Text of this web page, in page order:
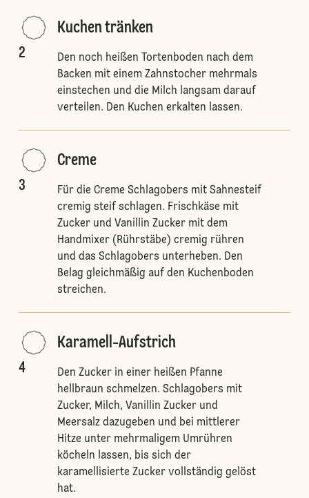
2
Kuchen tränken
Den noch heißen Tortenboden nach dem
Backen mit einem Zahnstocher mehrmals
einstechen und die Milch langsam darauf
verteilen. Den Kuchen erkalten lassen.
3
Creme
Für die Creme Schlagobers mit Sahnesteif
cremig steif schlagen. Frischkäse mit
Zucker und Vanillin Zucker mit dem
Handmixer (Rührstäbe) cremig rühren
und das Schlagobers unterheben. Den
Belag gleichmäßig auf den Kuchenboden
streichen.
4
Karamell-Aufstrich
Den Zucker in einer heißen Pfanne
hellbraun schmelzen. Schlagobers mit
Zucker, Milch, Vanillin Zucker und
Meersalz dazugeben und bei mittlerer
Hitze unter mehrmaligem Umrühren
köcheln lassen, bis sich der
karamellisierte Zucker vollständig gelöst
hat.